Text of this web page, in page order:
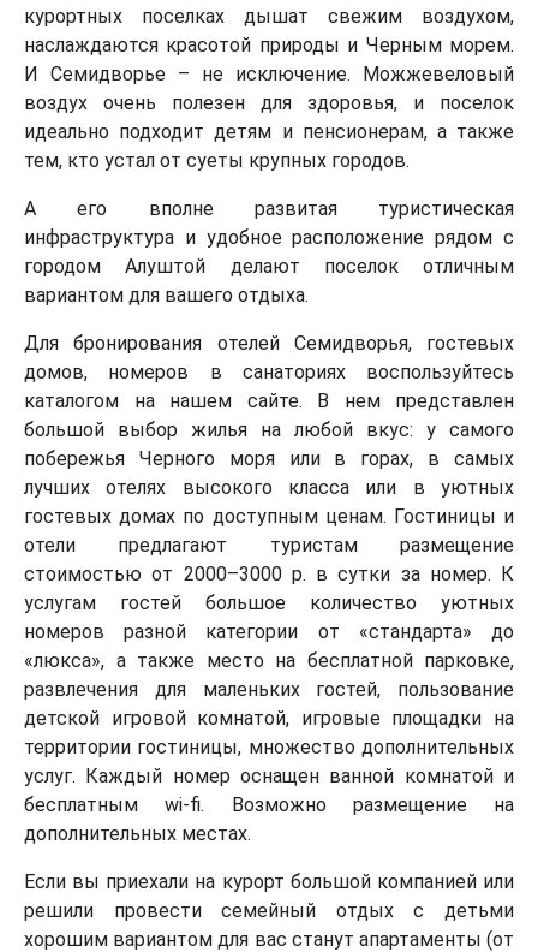
курортных поселках дышат свежим воздухом,
наслаждаются красотой природы и Черным морем.
И Семидворье – не исключение. Можжевеловый
воздух очень полезен для здоровья, и поселок
идеально подходит детям и пенсионерам, а также
тем, кто устал от суеты крупных городов.
А его вполне развитая туристическая
инфраструктура и удобное расположение рядом с
городом Алуштой делают поселок отличным
вариантом для вашего отдыха.
Для бронирования отелей Семидворья, гостевых
домов, номеров в санаториях воспользуйтесь
каталогом на нашем сайте. В нем представлен
большой выбор жилья на любой вкус: у самого
побережья Черного моря или в горах, в самых
лучших отелях высокого класса или в уютных
гостевых домах по доступным ценам. Гостиницы и
отели предлагают туристам размещение
стоимостью от 2000–3000 р. в сутки за номер. К
услугам гостей большое количество уютных
номеров разной категории от «стандарта» до
«люкса», а также место на бесплатной парковке,
развлечения для маленьких гостей, пользование
детской игровой комнатой, игровые площадки на
территории гостиницы, множество дополнительных
услуг. Каждый номер оснащен ванной комнатой и
бесплатным wi-fi. Возможно размещение на
дополнительных местах.
Если вы приехали на курорт большой компанией или
решили провести семейный отдых с детьми
хорошим вариантом для вас станут апартаменты (от